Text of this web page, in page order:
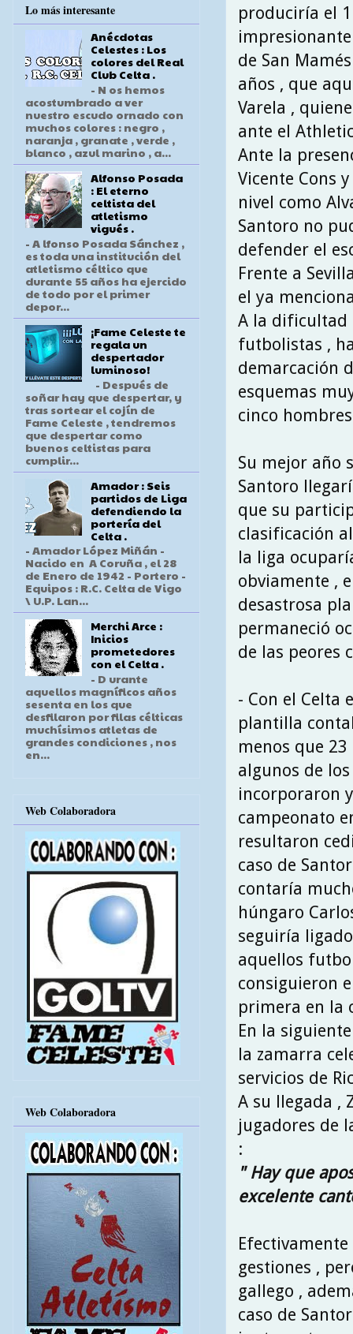
produciría el
de San
años , que
Varela ,
ante el
Ante la
Vicente Cons
nivel como
Santoro no
defender el
Frente a
el ya
A la dificultad
futbolistas ,
demarcación
esquemas
cinco
Su mejor año
Santoro
que su
clasificación
la liga
obviamente ,
desastrosa
permaneció
de las peores
- Con el Celta
plantilla
menos que
algunos de
incorporaron
campeonato
resultaron
caso de
contaría
húngaro
seguiría
aquellos
consiguieron
primera en la
En la
la zamarra
servicios de
A su llegada ,
jugadores de
:
" Hay que
excelente
gestiones ,
gallego ,
caso de
Lo más interesante
Anécdotas
Celestes : Los
colores del Real
Club Celta .
- N os hemos
acostumbrado a ver
nuestro escudo ornado con
muchos colores : negro ,
naranja , granate , verde ,
blanco , azul marino , a...
Alfonso Posada
: El eterno
celtista del
atletismo
vigués .
- A lfonso Posada Sánchez ,
es toda una institución del
atletismo céltico que
durante 55 años ha ejercido
de todo por el primer
depor...
¡Fame Celeste te
regala un
despertador
luminoso!
- Después de
soñar hay que despertar, y
tras sortear el cojín de
Fame Celeste , tendremos
que despertar como
buenos celtistas para
cumplir...
Amador : Seis
partidos de Liga
defendiendo la
portería del
Celta .
- Amador López Miñán -
Nacido en A Coruña , el 28
de Enero de 1942 - Portero -
Equipos : R.C. Celta de Vigo
\ U.P. Lan...
Merchi Arce :
Inicios
prometedores
con el Celta .
- D urante
aquellos magníficos años
sesenta en los que
desfilaron por filas célticas
muchísimos atletas de
grandes condiciones , nos
en...
Web Colaboradora
Web Colaboradora